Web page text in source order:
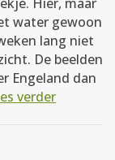
water gewoon
lang niet
De beelden
Engeland dan
verder